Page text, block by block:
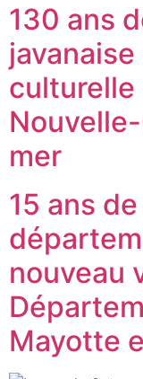
130 ans
culturelle
mer
15 ans de
nouveau
Mayotte